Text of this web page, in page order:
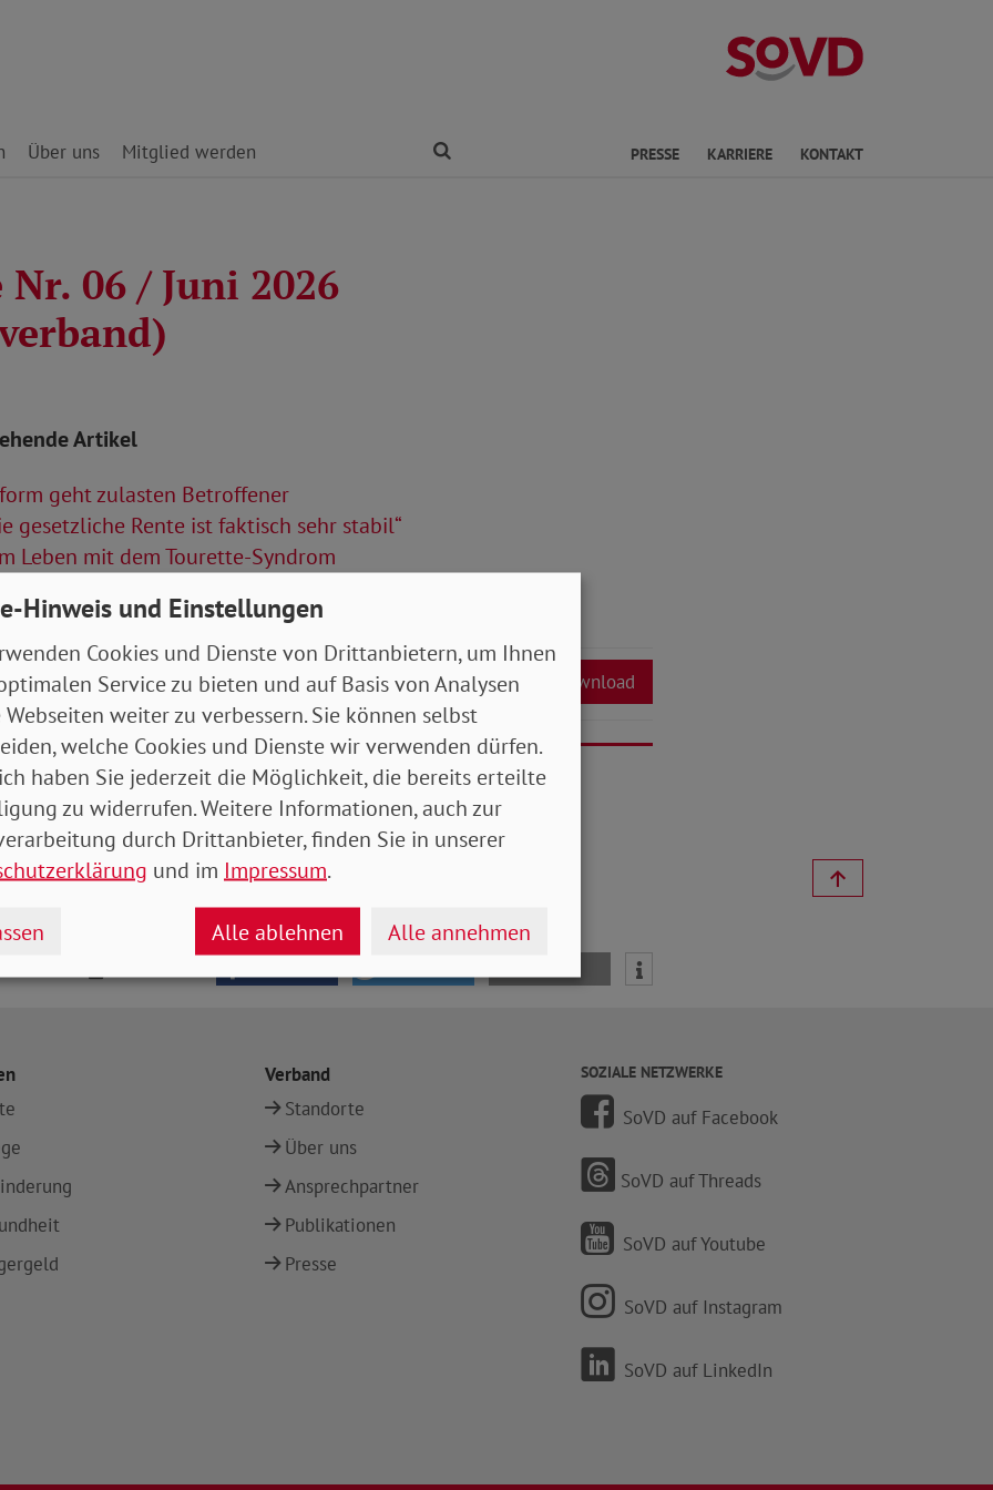
Landesverband
Über uns Mitglied werden PRESSE KARRIERE KONTAKT
Nr. 06 / Juni 2026
Artikel
geht zulasten Betroffener
gesetzliche Rente ist faktisch sehr stabil“
Leben mit dem Tourette-Syndrom
Juni 2026 (Bundesteil) - 5 MB Download
Verband
Standorte
Über uns
Ansprechpartner
Publikationen
Presse
SOZIALE NETZWERKE
SoVD auf Facebook
SoVD auf Threads
SoVD auf Youtube
SoVD auf Instagram
SoVD auf LinkedIn
Hinweis und Einstellungen
Cookies und Dienste von Drittanbietern, um Ihnen
Service zu bieten und auf Basis von Analysen
Webseiten weiter zu verbessern. Sie können selbst
welche Cookies und Dienste wir verwenden dürfen.
haben Sie jederzeit die Möglichkeit, die bereits erteilte
zu widerrufen. Weitere Informationen, auch zur
durch Drittanbieter, finden Sie in unserer
und im Impressum.
Alle ablehnen Alle annehmen